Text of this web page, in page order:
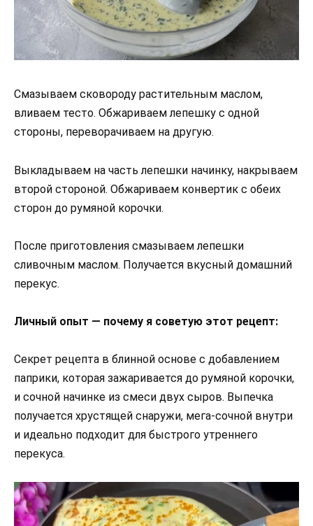
Смазываем сковороду растительным маслом,
вливаем тесто. Обжариваем лепешку с одной
стороны, переворачиваем на другую.
Выкладываем на часть лепешки начинку, накрываем
второй стороной. Обжариваем конвертик с обеих
сторон до румяной корочки.
После приготовления смазываем лепешки
сливочным маслом. Получается вкусный домашний
перекус.
Личный опыт — почему я советую этот рецепт:
Секрет рецепта в блинной основе с добавлением
паприки, которая зажаривается до румяной корочки,
и сочной начинке из смеси двух сыров. Выпечка
получается хрустящей снаружи, мега-сочной внутри
и идеально подходит для быстрого утреннего
перекуса.